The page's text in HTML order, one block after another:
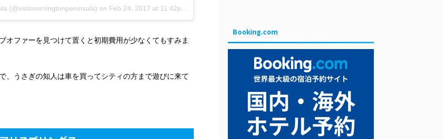
(@visitmorningtonpeninsula) on Feb 24, 2017 at 11:42pm PST
オファーを見つけて置くと初期費用が少なくてもすみま
、うさぎの知人は車を買ってシティの方まで遊びに来て
Booking.com